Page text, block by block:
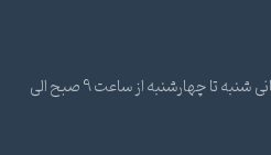
ساعات پاسخ گویی تلفنی و پشتیبانی شنبه تا چهارشنبه از ساعت 9 صبح الی